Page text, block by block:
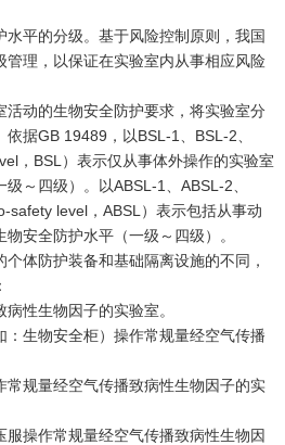
平的分级。基于风险控制原则，我国
管理，以保证在实验室内从事相应风险
活动的生物安全防护要求，将实验室分
据GB 19489，以BSL-1、BSL-2、
，BSL）表示仅从事体外操作的实验室
～四级）。以ABSL-1、ABSL-2、
safety level，ABSL）表示包括从事动
安全防护水平（一级～四级）。
体防护装备和基础隔离设施的不同，
性生物因子的实验室。
生物安全柜）操作常规量经空气传播
常规量经空气传播致病性生物因子的实
操作常规量经空气传播致病性生物因